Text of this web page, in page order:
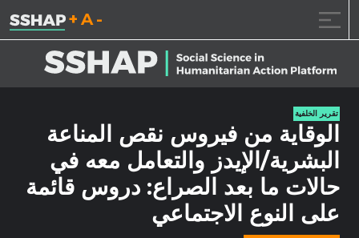
تقليل حجم الخط.
إعادة ضبط حجم
زيادة حجم
تقرير الخلفية
الوقاية من فيروس نقص المناعة
البشرية/الإيدز والتعامل معه في
حالات ما بعد الصراع: دروس قائمة
على النوع الاجتماعي